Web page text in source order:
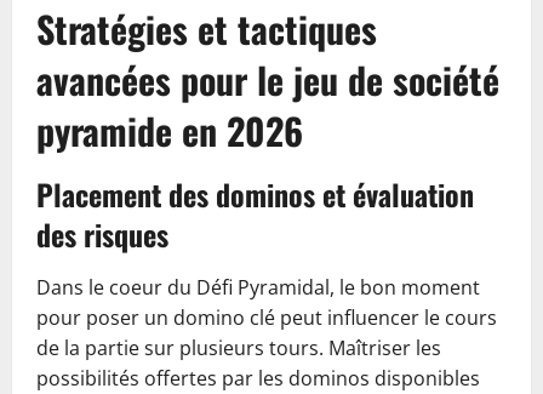
Stratégies et tactiques
avancées pour le jeu de société
pyramide en 2026
Placement des dominos et évaluation
des risques
Dans le coeur du Défi Pyramidal, le bon moment
pour poser un domino clé peut influencer le cours
de la partie sur plusieurs tours. Maîtriser les
possibilités offertes par les dominos disponibles